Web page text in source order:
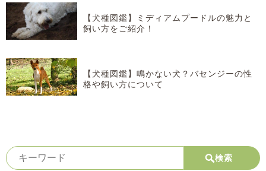
【犬種図鑑】ミディアムプードルの魅力と
飼い方をご紹介！
【犬種図鑑】鳴かない犬？バセンジーの性
格や飼い方について
検索